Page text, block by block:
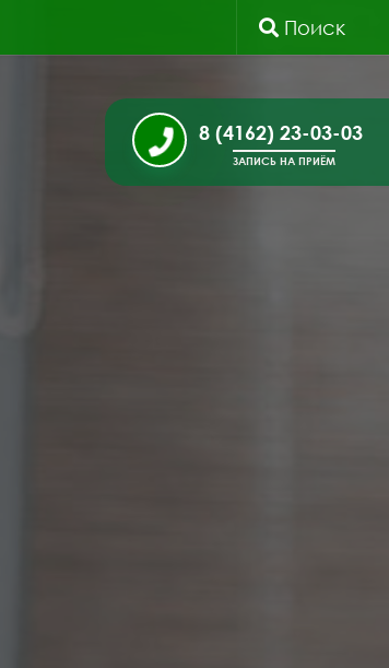
Поиск
8 (4162) 23-03-03
ЗАПИСЬ НА ПРИЁМ